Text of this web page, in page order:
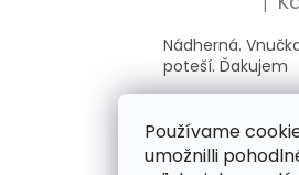
Používame
umožnilli
Nádherná.
poteší. Ďakujem
|